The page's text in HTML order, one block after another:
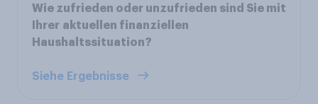
Wie zufrieden oder unzufrieden sind Sie mit
Ihrer aktuellen finanziellen
Haushaltssituation?
Siehe Ergebnisse